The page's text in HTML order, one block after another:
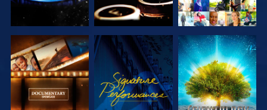
DÉCOUVRIR
LES SÉRIES
REGARDER
DÉCOUVRIR
LES SÉRIES